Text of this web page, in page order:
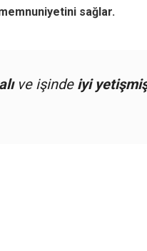
sağlar.
ve işinde iyi